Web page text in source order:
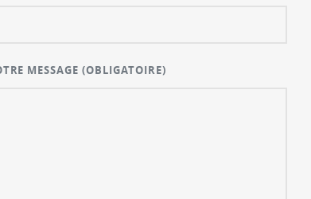
MESSAGE(OBLIGATOIRE)